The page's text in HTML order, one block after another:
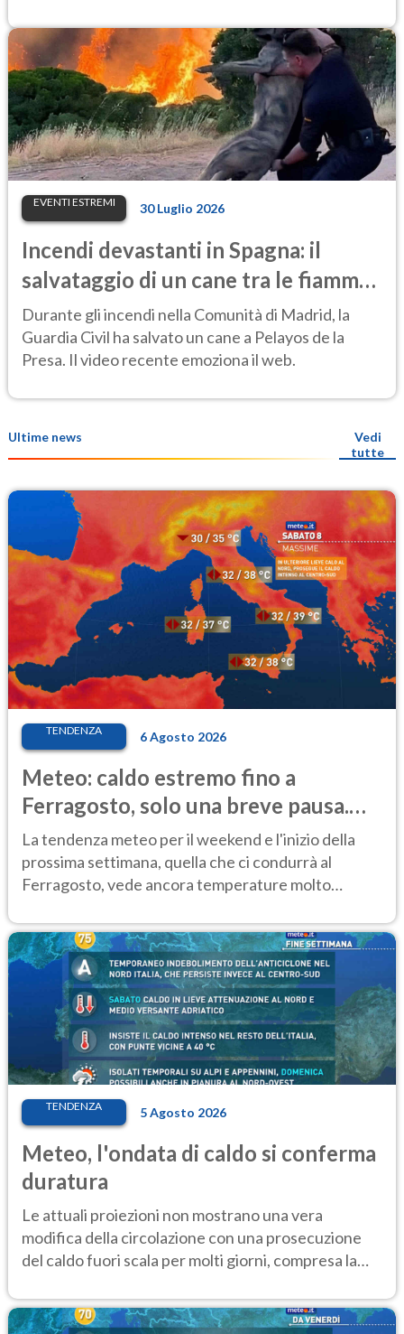
EVENTI ESTREMI 30 Luglio 2026
Incendi devastanti in Spagna: il
salvataggio di un cane tra le fiamme
emoziona il web
Durante gli incendi nella Comunità di Madrid, la
Guardia Civil ha salvato un cane a Pelayos de la
Presa. Il video recente emoziona il web.
Ultime news
Vedi
tutte
TENDENZA 6 Agosto 2026
Meteo: caldo estremo fino a
Ferragosto, solo una breve pausa.
Ecco dove
La tendenza meteo per il weekend e l'inizio della
prossima settimana, quella che ci condurrà al
Ferragosto, vede ancora temperature molto
TENDENZA 5 Agosto 2026
Meteo, l'ondata di caldo si conferma
duratura
Le attuali proiezioni non mostrano una vera
modifica della circolazione con una prosecuzione
del caldo fuori scala per molti giorni, compresa la